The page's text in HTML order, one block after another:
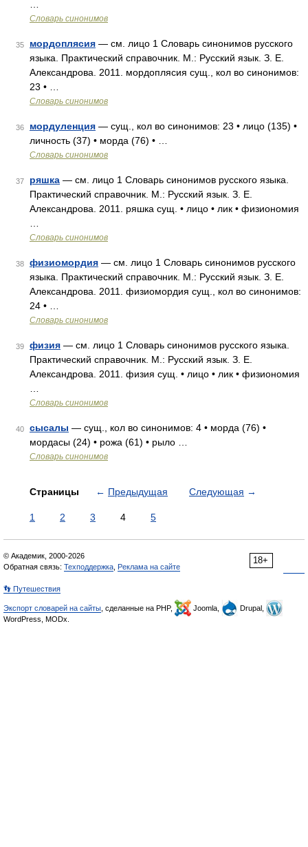
Словарь синонимов
35 мордоплясия — см. лицо 1 Словарь синонимов русского
языка. Практический справочник. М.: Русский язык. З. Е.
Александрова. 2011. мордоплясия сущ., кол во синонимов:
23 • …
Словарь синонимов
36 мордуленция — сущ., кол во синонимов: 23 • лицо (135) •
личность (37) • морда (76) • …
Словарь синонимов
37 ряшка — см. лицо 1 Словарь синонимов русского языка.
Практический справочник. М.: Русский язык. З. Е.
Александрова. 2011. ряшка сущ. • лицо • лик • физиономия
Словарь синонимов
38 физиомордия — см. лицо 1 Словарь синонимов русского
языка. Практический справочник. М.: Русский язык. З. Е.
Александрова. 2011. физиомордия сущ., кол во синонимов:
24 • …
Словарь синонимов
39 физия — см. лицо 1 Словарь синонимов русского языка.
Практический справочник. М.: Русский язык. З. Е.
Александрова. 2011. физия сущ. • лицо • лик • физиономия
Словарь синонимов
40 сысалы — сущ., кол во синонимов: 4 • морда (76) •
мордасы (24) • рожа (61) • рыло …
Словарь синонимов
Страницы ← Предыдущая Следующая →
1 2 3 4 5
18+
© Академик, 2000-2026
Обратная связь: Техподдержка Реклама на сайте
👣 Путешествия
Экспорт словарей на сайты , сделанные на PHP, Joomla,
Drupal,
WordPress, MODx.